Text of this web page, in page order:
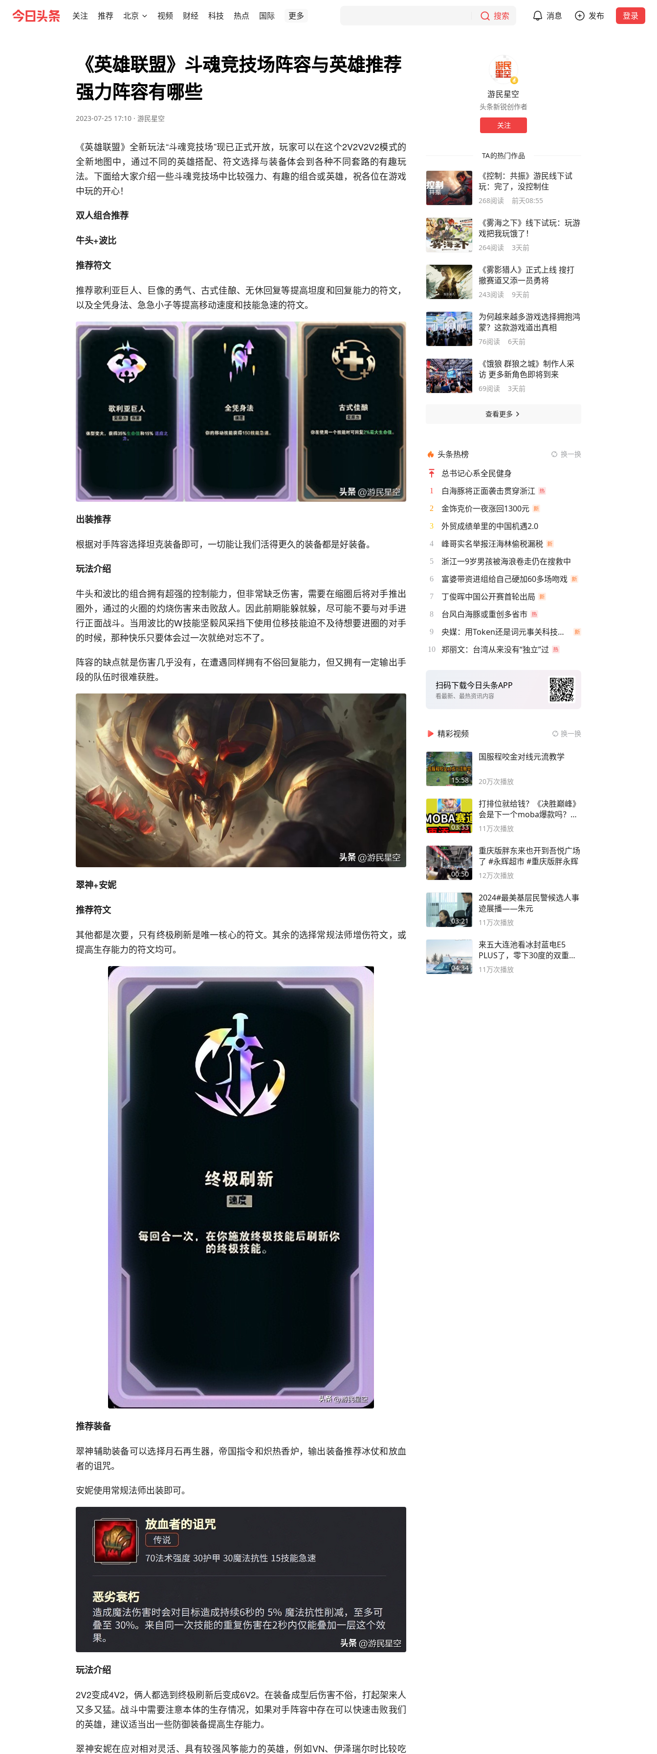
关注 推荐 北京 视频 财经 科技 热点 国际 更多 搜索 消息 发布 登录
《英雄联盟》斗魂竞技场阵容与英雄推荐
强力阵容有哪些
2023-07-25 17:10 · 游民星空
《英雄联盟》全新玩法“斗魂竞技场”现已正式开放，玩家可以在这个2V2V2V2模式的
全新地图中，通过不同的英雄搭配、符文选择与装备体会到各种不同套路的有趣玩
法。下面给大家介绍一些斗魂竞技场中比较强力、有趣的组合或英雄，祝各位在游戏
中玩的开心！
双人组合推荐
牛头+波比
推荐符文
推荐歌利亚巨人、巨像的勇气、古式佳酿、无休回复等提高坦度和回复能力的符文，
以及全凭身法、急急小子等提高移动速度和技能急速的符文。
出装推荐
根据对手阵容选择坦克装备即可，一切能让我们活得更久的装备都是好装备。
玩法介绍
牛头和波比的组合拥有超强的控制能力，但非常缺乏伤害，需要在缩圈后将对手推出
圈外，通过的火圈的灼烧伤害来击败敌人。因此前期能躲就躲，尽可能不要与对手进
行正面战斗。当用波比的W技能坚毅风采挡下使用位移技能迫不及待想要进圈的对手
的时候，那种快乐只要体会过一次就绝对忘不了。
阵容的缺点就是伤害几乎没有，在遭遇同样拥有不俗回复能力，但又拥有一定输出手
段的队伍时很难获胜。
翠神+安妮
推荐符文
其他都是次要，只有终极刷新是唯一核心的符文。其余的选择常规法师增伤符文，或
提高生存能力的符文均可。
推荐装备
翠神辅助装备可以选择月石再生器，帝国指令和炽热香炉，输出装备推荐冰仗和放血
者的诅咒。
安妮使用常规法师出装即可。
玩法介绍
2V2变成4V2，俩人都选到终极刷新后变成6V2。在装备成型后伤害不俗，打起架来人
又多又猛。战斗中需要注意本体的生存情况，如果对手阵容中存在可以快速击败我们
的英雄，建议适当出一些防御装备提高生存能力。
翠神安妮在应对相对灵活、具有较强风筝能力的英雄，例如VN、伊泽瑞尔时比较吃
游民星空
头条新锐创作者
关注
TA的热门作品
《控制：共振》游民线下试
玩：完了，没控制住
268阅读 前天08:55
《雾海之下》线下试玩：玩游
戏把我玩饿了！
264阅读 3天前
《雾影猎人》正式上线 搜打
撤赛道又添一员勇将
243阅读 9天前
为何越来越多游戏选择拥抱鸿
蒙？这款游戏道出真相
76阅读 6天前
《饿狼 群狼之城》制作人采
访 更多新角色即将到来
69阅读 3天前
查看更多
头条热榜 换一换
总书记心系全民健身
1 白海豚将正面袭击贯穿浙江
2 金饰克价一夜涨回1300元
3 外贸成绩单里的中国机遇2.0
4 峰哥实名举报汪海林偷税漏税
5 浙江一9岁男孩被海浪卷走仍在搜救中
6 富婆带资进组给自己硬加60多场吻戏
7 丁俊晖中国公开赛首轮出局
8 台风白海豚或重创多省市
9 央媒：用Token还是词元事关科技话语权
10 郑丽文：台湾从来没有“独立”过
扫码下载今日头条APP
看最新、最热资讯内容
精彩视频 换一换
15:58
国服程咬金对线元流教学
20万次播放
03:33
打排位就给钱？《决胜巅峰》
会是下一个moba爆款吗？#
决胜巅峰
11万次播放
00:50
重庆版胖东来也开到吾悦广场
了 #永辉超市 #重庆版胖永辉
12万次播放
03:21
2024#最美基层民警候选人事
迹展播——朱元
11万次播放
04:34
来五大连池看冰封蓝电E5
PLUS了，零下30度的双重冰
封40小时全录
11万次播放